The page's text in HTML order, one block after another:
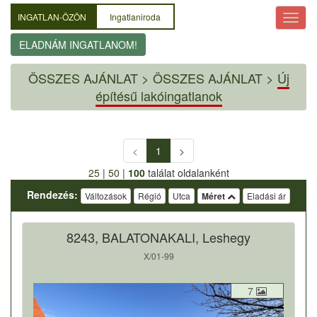
INGATLAN-ÖZÖN Ingatlaniroda
ELADNÁM INGATLANOM!
ÖSSZES AJÁNLAT> ÖSSZES AJÁNLAT > Új
építésű lakóingatlanok
< 1
>
25| 50 | 100találat oldalanként
Rendezés:
Változások Régió Utca Méret Eladási ár
8243, BALATONAKALI, Leshegy
X/01-99
7